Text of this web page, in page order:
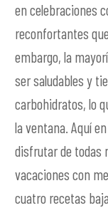
en celebraciones
reconfortantes
embargo, la
ser saludables y
carbohidratos, lo
la ventana. Aquí
disfrutar de todas
vacaciones con
cuatro recetas